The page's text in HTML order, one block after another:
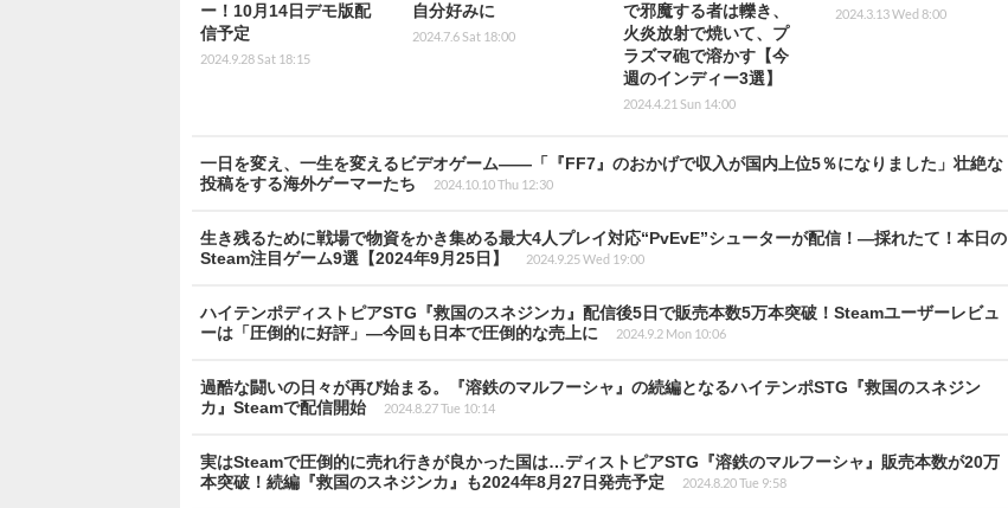
ー！10月14日デモ版配
信予定
2024.9.28 Sat 18:15
自分好みに
2024.7.6 Sat 18:00
で邪魔する者は轢き、
火炎放射で焼いて、プ
ラズマ砲で溶かす【今
週のインディー3選】
2024.4.21 Sun 14:00
2024.3.13 Wed 8:00
一日を変え、一生を変えるビデオゲーム――「『FF7』のおかげで収入が国内上位5％になりました」壮絶な
投稿をする海外ゲーマーたち
2024.10.10 Thu 12:30
生き残るために戦場で物資をかき集める最大4人プレイ対応“PvEvE”シューターが配信！―採れたて！本日の
Steam注目ゲーム9選【2024年9月25日】
2024.9.25 Wed 19:00
ハイテンポディストピアSTG『救国のスネジンカ』配信後5日で販売本数5万本突破！Steamユーザーレビュ
ーは「圧倒的に好評」―今回も日本で圧倒的な売上に
2024.9.2 Mon 10:06
過酷な闘いの日々が再び始まる。『溶鉄のマルフーシャ』の続編となるハイテンポSTG『救国のスネジン
カ』Steamで配信開始
2024.8.27 Tue 10:14
実はSteamで圧倒的に売れ行きが良かった国は…ディストピアSTG『溶鉄のマルフーシャ』販売本数が20万
本突破！続編『救国のスネジンカ』も2024年8月27日発売予定
2024.8.20 Tue 9:58